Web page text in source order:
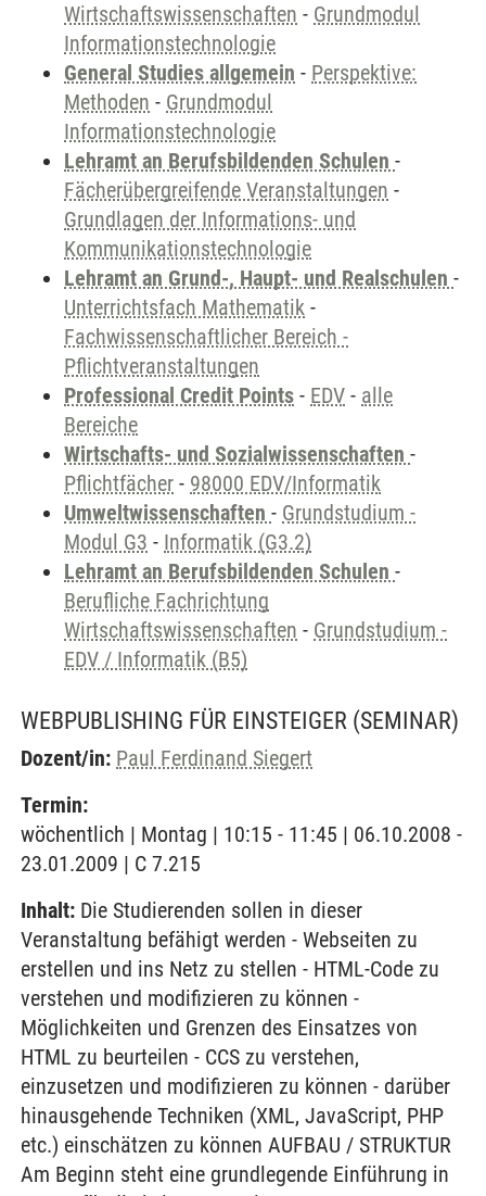
Wirtschaftswissenschaften - Grundmodul
Informationstechnologie
General Studies allgemein - Perspektive:
Methoden - Grundmodul
Informationstechnologie
Lehramt an Berufsbildenden Schulen -
Fächerübergreifende Veranstaltungen -
Grundlagen der Informations- und
Kommunikationstechnologie
Lehramt an Grund-, Haupt- und Realschulen -
Unterrichtsfach Mathematik -
Fachwissenschaftlicher Bereich -
Pflichtveranstaltungen
Professional Credit Points - EDV - alle
Bereiche
Wirtschafts- und Sozialwissenschaften -
Pflichtfächer - 98000 EDV/Informatik
Umweltwissenschaften - Grundstudium -
Modul G3 - Informatik (G3.2)
Lehramt an Berufsbildenden Schulen -
Berufliche Fachrichtung
Wirtschaftswissenschaften - Grundstudium -
EDV / Informatik (B5)
WEBPUBLISHING FÜR EINSTEIGER (SEMINAR)
Dozent/in: Paul Ferdinand Siegert
Termin:
wöchentlich | Montag | 10:15 - 11:45 | 06.10.2008 -
23.01.2009 | C 7.215
Inhalt: Die Studierenden sollen in dieser
Veranstaltung befähigt werden - Webseiten zu
erstellen und ins Netz zu stellen - HTML-Code zu
verstehen und modifizieren zu können -
Möglichkeiten und Grenzen des Einsatzes von
HTML zu beurteilen - CCS zu verstehen,
einzusetzen und modifizieren zu können - darüber
hinausgehende Techniken (XML, JavaScript, PHP
etc.) einschätzen zu können AUFBAU / STRUKTUR
Am Beginn steht eine grundlegende Einführung in